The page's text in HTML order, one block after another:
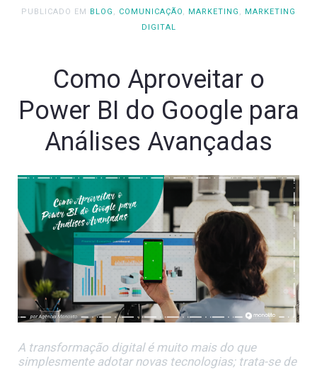
PUBLICADO EM BLOG , COMUNICAÇÃO, MARKETING , MARKETING
DIGITAL
Como Aproveitar o
Power BI do Google para
Análises Avançadas
A transformação digital é muito mais do que
simplesmente adotar novas tecnologias; trata-se de